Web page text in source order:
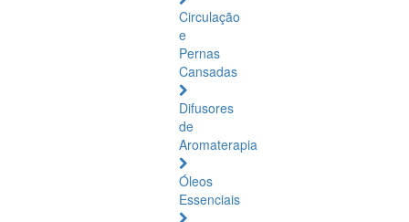
Circulação
e
Pernas
Cansadas
Difusores
de
Aromaterapia
Óleos
Essenciais